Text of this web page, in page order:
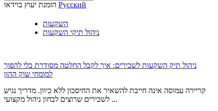
הזמנת יעוץ בוידאו Русский
השקעות
ניהול תיקי השקעות
ניהול תיק השקעות לשכירים: איך לקבל החלטה מסודרת בלי להפוך
למומחי שוק ההון
קריירה עמוסה אינה חייבת להשאיר את החיסכון ללא כיוון. מדריך נגיש
לשכירים שרוצים לבחון ניהול מקצועי ...